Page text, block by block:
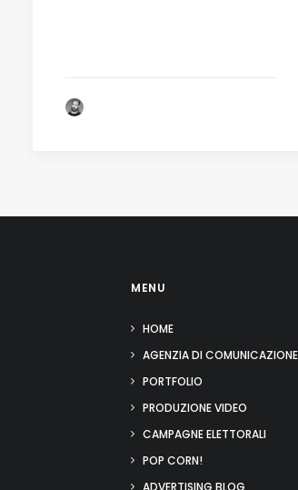
MENU
HOME
AGENZIA DI COMUNICAZIONE
PORTFOLIO
PRODUZIONE VIDEO
CAMPAGNE ELETTORALI
POP CORN!
ADVERTISING BLOG